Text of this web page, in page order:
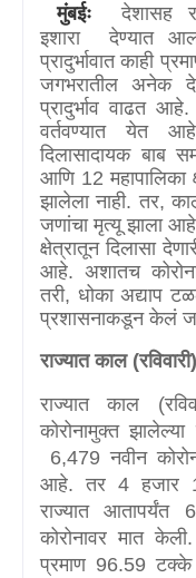
मुंबईः
देशासह
इशारा
देण्यात
प्रादुर्भावात काही
जगभरातील अनेक
प्रादुर्भाव वाढत
वर्तवण्यात येत
दिलासादायक बाब
आणि 12महापालिका
झालेला नाही. तर,
जणांचा मृत्यू झाला
क्षेत्रातून दिलासा
आहे. अशातच
तरी, धोका अद्याप
प्रशासनाकडून केलं
राज्यात काल (रविवारी)
राज्यात काल
कोरोनामुक्त
6,479नवीन
आहे. तर 4हजार
राज्यात आतापर्यंत
कोरोनावर मात
प्रमाण 96.59टक्के